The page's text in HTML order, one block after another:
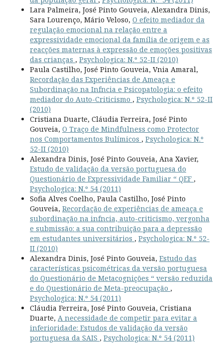
Lara Palmeira, José Pinto Gouveia, Alexandra Dinis,
Sara Lourenço, Mário Veloso, O efeito mediador da
regulação emocional na relação entre a
expressividade emocional da família de origem e as
reacções maternas à expressão de emoções positivas
das crianças , Psychologica: N.º 52-II (2010)
Paula Castilho, José Pinto Gouveia, Vnia Amaral,
Recordação das Experiências de Ameaça e
Subordinação na Infncia e Psicopatologia: o efeito
mediador do Auto-Criticismo , Psychologica: N.º 52-II
(2010)
Cristiana Duarte, Cláudia Ferreira, José Pinto
Gouveia, O Traço de Mindfulness como Protector
nos Comportamentos Bulímicos , Psychologica: N.º
52-II (2010)
Alexandra Dinis, José Pinto Gouveia, Ana Xavier,
Estudo de validação da versão portuguesa do
Questionário de Expressividade Familiar “ QEF ,
Psychologica: N.º 54 (2011)
Sofia Alves Coelho, Paula Castilho, José Pinto
Gouveia, Recordação de experiências de ameaça e
subordinação na infncia, auto-criticismo, vergonha
e submissão: a sua contribuição para a depressão
em estudantes universitários , Psychologica: N.º 52-
II (2010)
Alexandra Dinis, José Pinto Gouveia, Estudo das
características psicométricas da versão portuguesa
do Questionário de Metacognições “ versão reduzida
e do Questionário de Meta-preocupação ,
Psychologica: N.º 54 (2011)
Cláudia Ferreira, José Pinto Gouveia, Cristiana
Duarte, A necessidade de competir para evitar a
inferioridade: Estudos de validação da versão
portuguesa da SAIS , Psychologica: N.º 54 (2011)